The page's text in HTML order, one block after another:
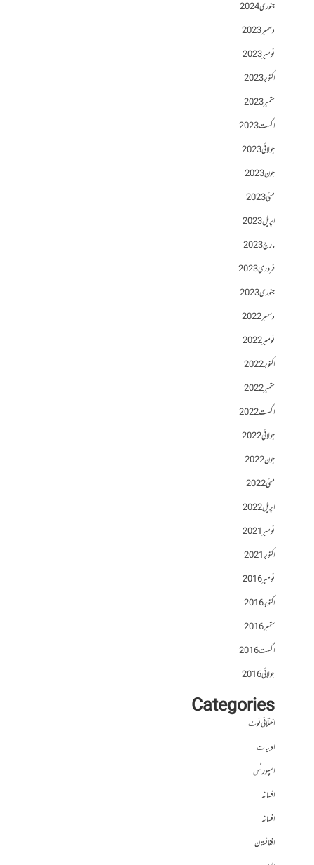
جنوری 2024
دسمبر 2023
نومبر 2023
اکتوبر 2023
ستمبر 2023
اگست 2023
جولائی 2023
جون 2023
مئی 2023
اپریل 2023
مارچ 2023
فروری 2023
جنوری 2023
دسمبر 2022
نومبر 2022
اکتوبر 2022
ستمبر 2022
اگست 2022
جولائی 2022
جون 2022
مئی 2022
اپریل 2022
نومبر 2021
اکتوبر 2021
نومبر 2016
اکتوبر 2016
ستمبر 2016
اگست 2016
جولائی 2016
Categories
اختلافی نوٹ
ادبیات
اسپورٹس
افسانہ
افسانہ
افغانستان